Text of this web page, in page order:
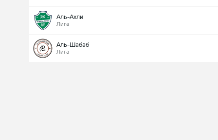
Аль-Ахли
Лига
Аль-Шабаб
Лига